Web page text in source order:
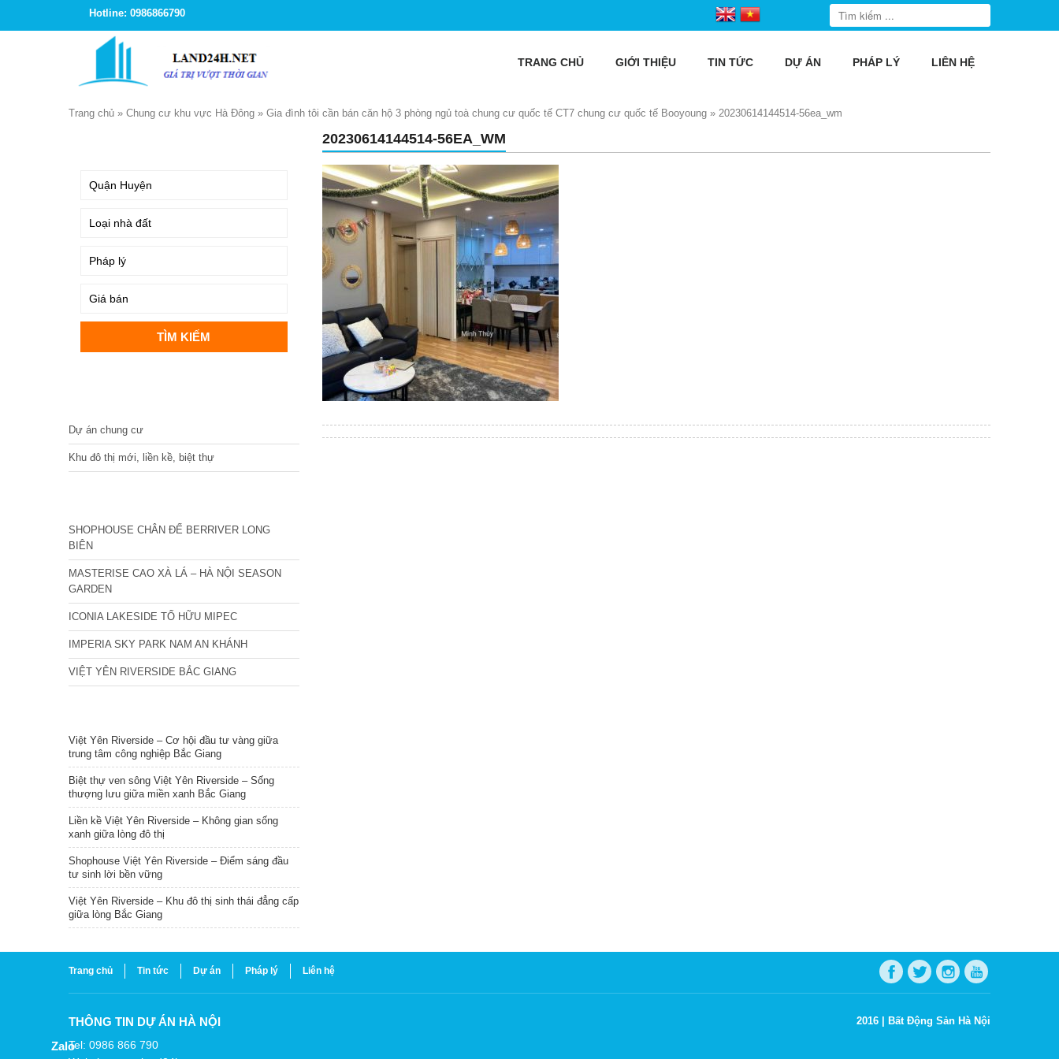
Hotline: 0986866790
TRANG CHỦ GIỚI THIỆU TIN TỨC DỰ ÁN PHÁP LÝ LIÊN HỆ
Trang chủ » Chung cư khu vực Hà Đông » Gia đình tôi cần bán căn hộ 3 phòng ngủ toà chung cư quốc tế CT7 chung cư quốc tế Booyoung » 20230614144514-56ea_wm
20230614144514-56EA_WM
Dự án chung cư
Khu đô thị mới, liền kề, biệt thự
SHOPHOUSE CHÂN ĐẾ BERRIVER LONG
BIÊN
MASTERISE CAO XÀ LÁ – HÀ NỘI SEASON
GARDEN
ICONIA LAKESIDE TỐ HỮU MIPEC
IMPERIA SKY PARK NAM AN KHÁNH
VIỆT YÊN RIVERSIDE BẮC GIANG
Việt Yên Riverside – Cơ hội đầu tư vàng giữa
trung tâm công nghiệp Bắc Giang
Biệt thự ven sông Việt Yên Riverside – Sống
thượng lưu giữa miền xanh Bắc Giang
Liền kề Việt Yên Riverside – Không gian sống
xanh giữa lòng đô thị
Shophouse Việt Yên Riverside – Điểm sáng đầu
tư sinh lời bền vững
Việt Yên Riverside – Khu đô thị sinh thái đẳng cấp
giữa lòng Bắc Giang
Trang chủ Tin tức Dự án Pháp lý Liên hệ
THÔNG TIN DỰ ÁN HÀ NỘI
Tel: 0986 866 790
2016 | Bất Động Sản Hà Nội
Zalo